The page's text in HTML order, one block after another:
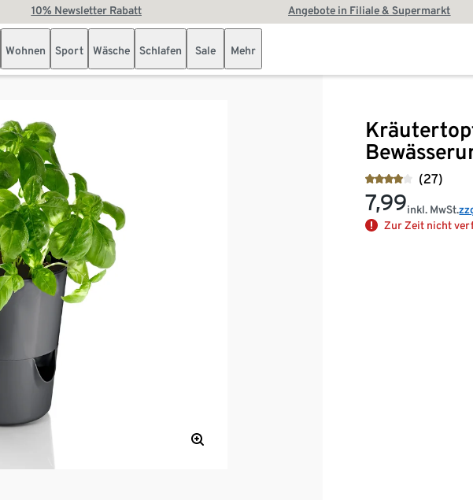
10% Newsletter Rabatt Angebote in Filiale & Supermarkt
Wohnen Sport Wäsche Schlafen Sale Mehr
(27)
7,99inkl. MwSt.
Zur Zeit nicht